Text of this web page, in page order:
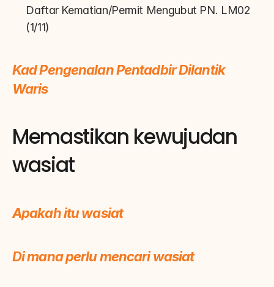
Daftar Kematian/Permit Mengubut PN. LM02
(1/11)
Kad Pengenalan Pentadbir Dilantik
Waris
Memastikan kewujudan
wasiat
Apakah itu wasiat
Di mana perlu mencari wasiat